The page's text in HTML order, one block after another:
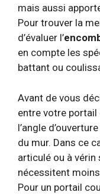
mais aussi
Pour trouver la
d’évaluer l’
en compte les
battant ou
Avant de vous
entre votre portail
l’angle
du mur. Dans ce
articulé ou à
nécessitent
Pour un portail